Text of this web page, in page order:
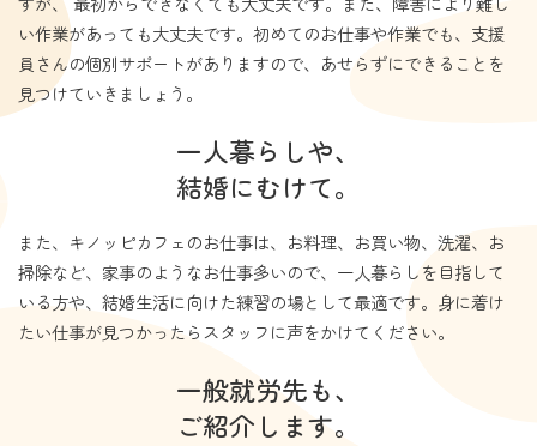
い作業があっても大丈夫です。初めてのお仕事や作業でも、支援
員さんの個別サポートがありますので、あせらずにできることを
見つけていきましょう。
一人暮らしや、
結婚にむけて。
また、キノッピカフェのお仕事は、お料理、お買い物、洗濯、お
掃除など、家事のようなお仕事多いので、一人暮らしを目指して
いる方や、結婚生活に向けた練習の場として最適です。身に着け
たい仕事が見つかったらスタッフに声をかけてください。
一般就労先も、
ご紹介します。